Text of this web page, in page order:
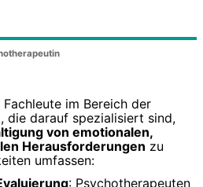
im Bereich der
die darauf spezialisiert sind,
von emotionalen,
Herausforderungen zu
umfassen:
: Psychotherapeuten